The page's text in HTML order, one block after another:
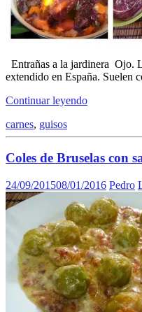
Entrañas a la jardinera Ojo.
extendido en España. Suelen
Continuar leyendo
carnes, guisos
Coles de Bruselas con
24/09/201508/01/2016 Pedro